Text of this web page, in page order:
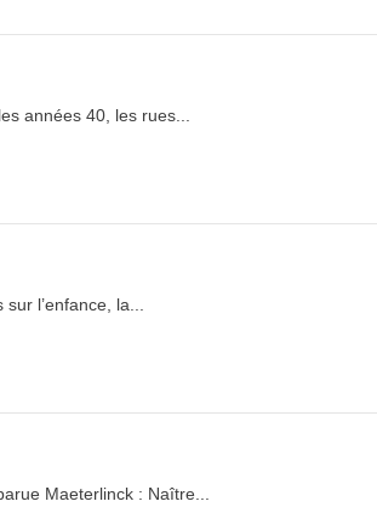
années 40, les rues...
l’enfance, la...
Maeterlinck : Naître...